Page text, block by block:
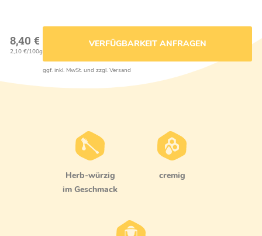
8,40 €
2,10 €/100g
VERFÜGBARKEIT ANFRAGEN
ggf. inkl. MwSt. und zzgl. Versand
herb-würzig
im Geschmack
cremig